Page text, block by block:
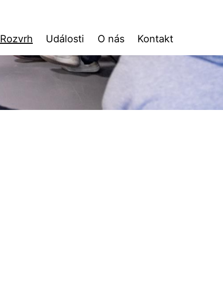
Rozvrh Události O nás Kontakt